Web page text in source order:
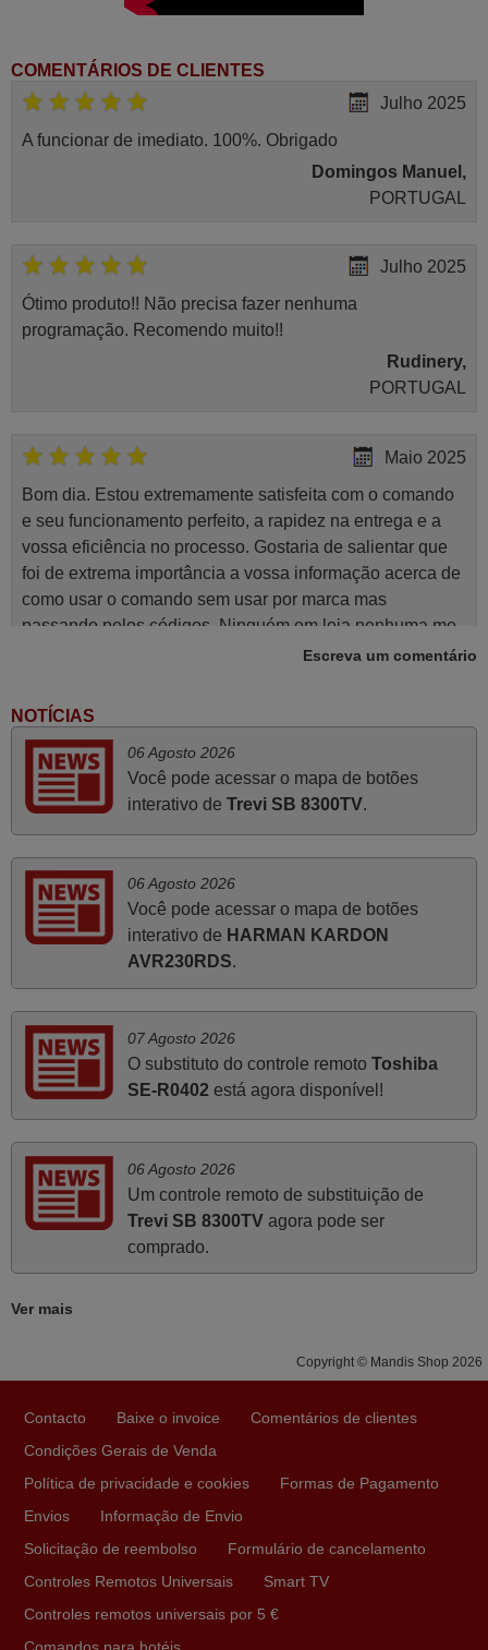
COMENTÁRIOS DE CLIENTES
Julho 2025
A funcionar de imediato. 100%. Obrigado
Domingos Manuel,
PORTUGAL
Julho 2025
Ótimo produto!! Não precisa fazer nenhuma
programação. Recomendo muito!!
Rudinery,
PORTUGAL
Maio 2025
Bom dia. Estou extremamente satisfeita com o comando
e seu funcionamento perfeito, a rapidez na entrega e a
vossa eficiência no processo. Gostaria de salientar que
foi de extrema importância a vossa informação acerca de
como usar o comando sem usar por marca mas
passando pelos códigos. Ninguém em loja nenhuma me
tinha explicado como funcionar. Apenas diziam que
Muito obrigada.
Março 2026
Boa noite. Dando correspondência ao solicitado no corpo
do vosso email supra sobre a minha opinião, quero
deixar aqui o meu testemunho sobre a experiência que
tive com a vossa Empresa durante a minha encomenda
supra: Acolhimento da encomenda, informação ao
qualidade do produto, cumprimento dos prazos A TUDO
ISTO DOU DOU A NOTA MÁXIMA DE 5 ESTRELAS.
Sinceramente, faço votos para que assim continuem, pois
infelizmente vai sendo raro encontrar Empresas cuja
como a demonstrada por vós. Apresento os meus
cumprimentos.
origem mas trabalha bem, obrigada!..
PORTUGAL
emparelhamento com a televisão, sem problemas.
Funciona na perfeição. Recomendo vivamente este
produto e este site.
Escreva um comentário
NOTÍCIAS
06 Agosto 2026
Você pode acessar o mapa de botões
interativo de Trevi SB 8300TV.
06 Agosto 2026
Você pode acessar o mapa de botões
interativo de HARMAN KARDON
AVR230RDS.
07 Agosto 2026
O substituto do controle remoto Toshiba
SE-R0402 está agora disponível!
06 Agosto 2026
Um controle remoto de substituição de
Trevi SB 8300TVagora pode ser
comprado.
Ver mais
Copyright © Mandis Shop 2026
Contacto Baixe o invoice
Comentários de clientes
Condições Gerais de Venda
Política de privacidade e cookies
Formas de Pagamento
Envios
Informação de Envio
Solicitação de reembolso
Formulário de cancelamento
Controles Remotos Universais
Smart TV
Controles remotos universais por 5 €